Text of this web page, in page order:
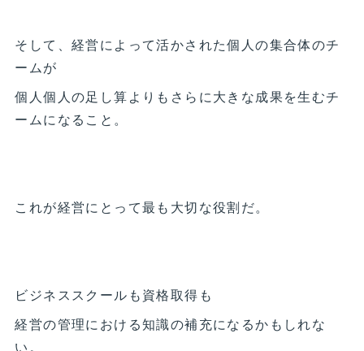
そして、経営によって活かされた個人の集合体のチ
ームが
個人個人の足し算よりもさらに大きな成果を生むチ
ームになること。
これが経営にとって最も大切な役割だ。
ビジネススクールも資格取得も
経営の管理における知識の補充になるかもしれな
い。